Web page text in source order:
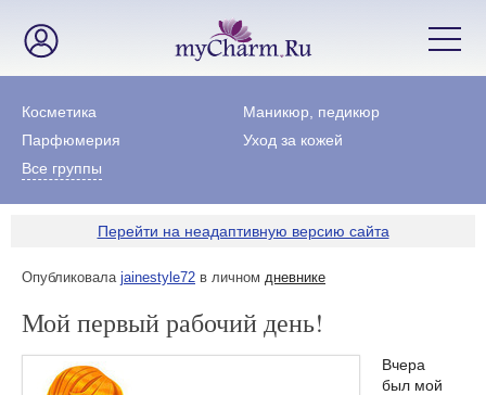
Косметика
Маникюр, педикюр
Парфюмерия
Уход за кожей
Все группы
Перейти на неадаптивную версию сайта
Опубликовала jainestyle72 в личном дневнике
Мой первый рабочий день!
Вчера
был мой